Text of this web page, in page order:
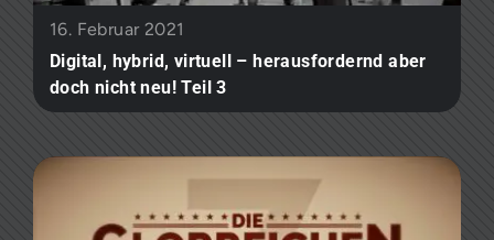
16. Februar 2021
Digital, hybrid, virtuell – herausfordernd aber
doch nicht neu! Teil 3